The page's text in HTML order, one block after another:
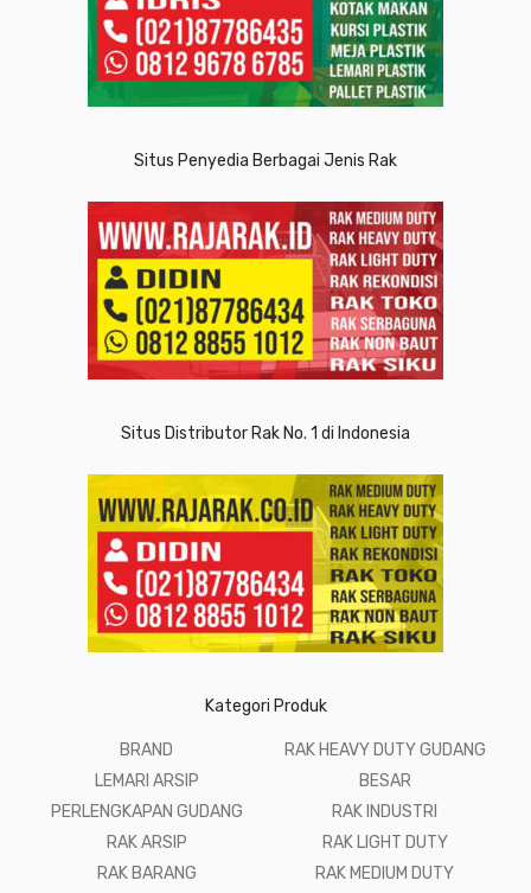
Situs Penyedia Berbagai Jenis Rak
Situs Distributor Rak No. 1 di Indonesia
Kategori Produk
BRAND
LEMARI ARSIP
PERLENGKAPAN GUDANG
RAK ARSIP
RAK BARANG
RAK HEAVY DUTY GUDANG
BESAR
RAK INDUSTRI
RAK LIGHT DUTY
RAK MEDIUM DUTY